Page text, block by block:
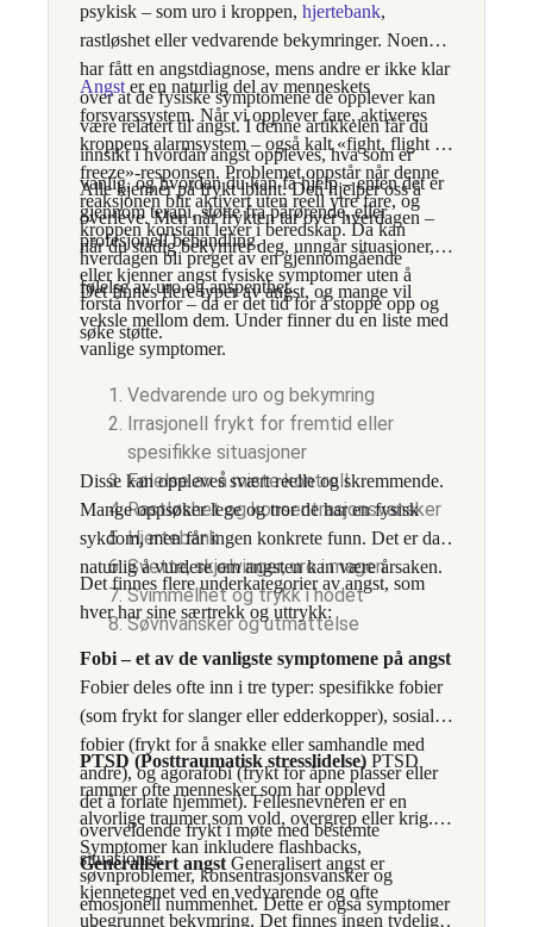
psykisk – som uro i kroppen, hjertebank,
rastløshet eller vedvarende bekymringer. Noen
har fått en angstdiagnose, mens andre er ikke klar
over at de fysiske symptomene de opplever kan
være relatert til angst. I denne artikkelen får du
innsikt i hvordan angst oppleves, hva som er
vanlig, og hvordan du kan få hjelp – enten det er
gjennom terapi, støtte fra pårørende, eller
profesjonell behandling.
Angst er en naturlig del av menneskets
forsvarssystem. Når vi opplever fare, aktiveres
kroppens alarmsystem – også kalt «fight, flight or
freeze»-responsen. Problemet oppstår når denne
reaksjonen blir aktivert uten reell ytre fare, og
kroppen konstant lever i beredskap. Da kan
hverdagen bli preget av en gjennomgående
følelse av uro og anspenthet.
Alle kjenner på frykt iblant. Den hjelper oss å
overleve. Men når frykten tar over hverdagen –
når du stadig bekymrer deg, unngår situasjoner,
eller kjenner angst fysiske symptomer uten å
forstå hvorfor – da er det tid for å stoppe opp og
søke støtte.
Det finnes flere typer av angst, og mange vil
veksle mellom dem. Under finner du en liste med
vanlige symptomer.
Vedvarende uro og bekymring
Irrasjonell frykt for fremtid eller
spesifikke situasjoner
Følelse av å miste kontroll
Rastløshet og konsentrasjonsvansker
Hjertebank
Svette, skjelvinger, uro i magen
Svimmelhet og trykk i hodet
Søvnvansker og utmattelse
Disse kan oppleves svært reelle og skremmende.
Mange oppsøker lege og tror de har en fysisk
sykdom, men får ingen konkrete funn. Det er da
naturlig å vurdere om angsten kan være årsaken.
Det finnes flere underkategorier av angst, som
hver har sine særtrekk og uttrykk:
Fobi – et av de vanligste symptomene på angst
Fobier deles ofte inn i tre typer: spesifikke fobier
(som frykt for slanger eller edderkopper), sosiale
fobier (frykt for å snakke eller samhandle med
andre), og agorafobi (frykt for åpne plasser eller
det å forlate hjemmet). Fellesnevneren er en
overveldende frykt i møte med bestemte
situasjoner.
PTSD (Posttraumatisk stresslidelse) PTSD
rammer ofte mennesker som har opplevd
alvorlige traumer som vold, overgrep eller krig.
Symptomer kan inkludere flashbacks,
søvnproblemer, konsentrasjonsvansker og
emosjonell nummenhet. Dette er også symptomer
Generalisert angst Generalisert angst er
kjennetegnet ved en vedvarende og ofte
ubegrunnet bekymring. Det finnes ingen tydelig